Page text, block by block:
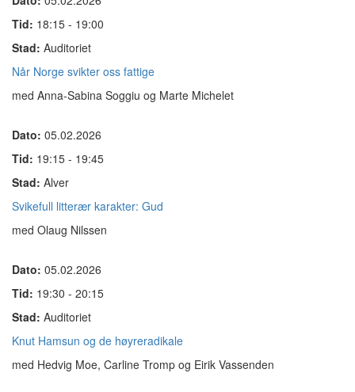
Tid: 18:15 - 19:00
Stad: Auditoriet
Når Norge svikter oss fattige
med Anna-Sabina Soggiu og Marte Michelet
Dato: 05.02.2026
Tid: 19:15 - 19:45
Stad: Alver
Svikefull litterær karakter: Gud
med Olaug Nilssen
Dato: 05.02.2026
Tid: 19:30 - 20:15
Stad: Auditoriet
Knut Hamsun og de høyreradikale
med Hedvig Moe, Carline Tromp og Eirik Vassenden